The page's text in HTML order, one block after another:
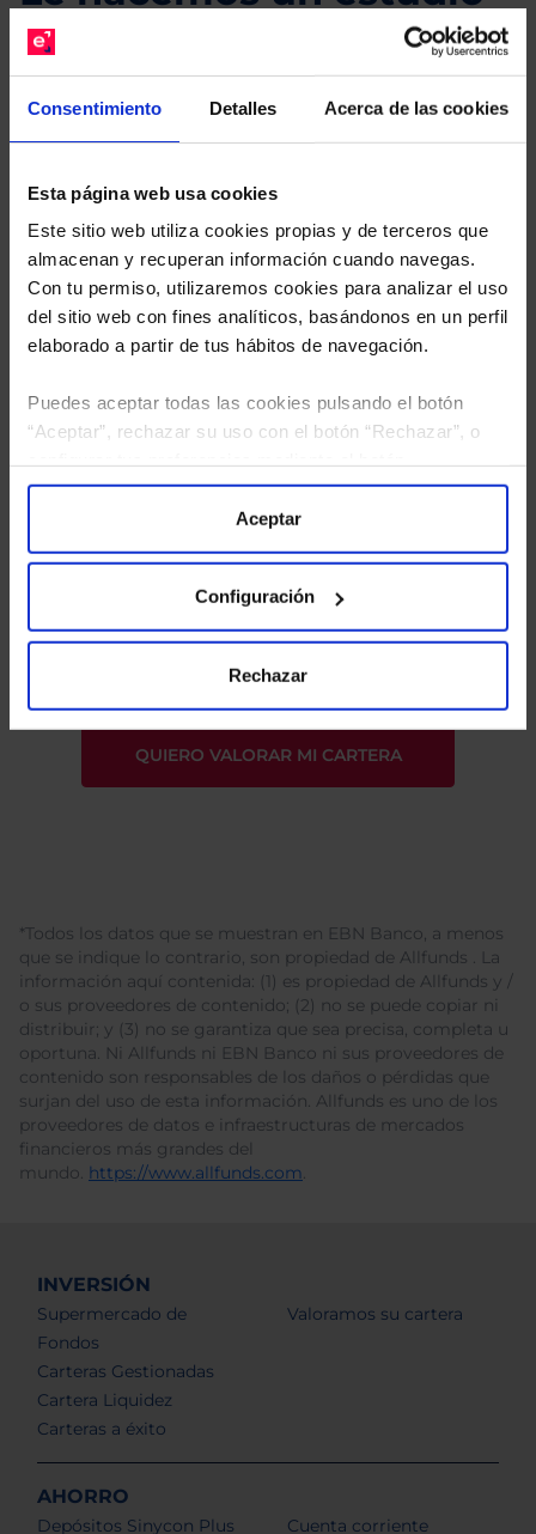
Consentimiento Detalles Acerca de las cookies
Esta página web usa cookies
Este sitio web utiliza cookies propias y de terceros que
almacenan y recuperan información cuando navegas.
Con tu permiso, utilizaremos cookies para analizar el uso
del sitio web con fines analíticos, basándonos en un perfil
elaborado a partir de tus hábitos de navegación.
Puedes aceptar todas las cookies pulsando el botón
“Aceptar”, rechazar su uso con el botón “Rechazar”, o
“Configuración”. Consulta nuestraPolítica
para más información.
Aceptar
Configuración
Rechazar
gratuito de su cartera.
sus Fondos y nuestros expertos le enviarán un
estudio gratuito de sus alternativas de Clases
la política de privacidad
y consiento el
tratamiento de mis datos personales.
*Todos los datos que se muestran en EBN Banco, a menos
que se indique lo contrario, son propiedad de Allfunds . La
información aquí contenida: (1) es propiedad de Allfunds y /
o sus proveedores de contenido; (2) no se puede copiar ni
distribuir; y (3) no se garantiza que sea precisa, completa u
oportuna. Ni Allfunds ni EBN Banco ni sus proveedores de
contenido son responsables de los daños o pérdidas que
surjan del uso de esta información. Allfunds es uno de los
proveedores de datos e infraestructuras de mercados
financieros más grandes del
mundo. https://www.allfunds.com.
INVERSIÓN
Supermercado de
Fondos
Carteras Gestionadas
Cartera Liquidez
Carteras a éxito
Valoramos su cartera
AHORRO
Depósitos Sinycon Plus
Cuenta corriente